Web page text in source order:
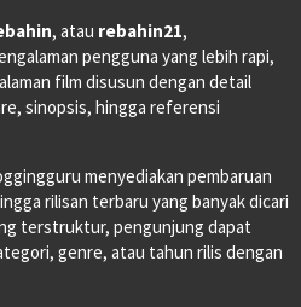
, atau rebahin21,
pengguna yang lebih rapi,
film disusun dengan detail
sinopsis, hingga referensi
menyediakan pembaruan
rilisan terbaru yang banyak dicari
terstruktur, pengunjung dapat
genre, atau tahun rilis dengan